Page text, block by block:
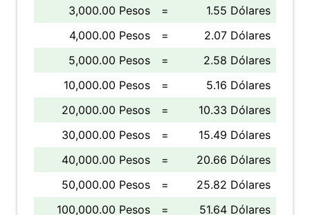
3,000.00 Pesos
=
1.55 Dólares
4,000.00 Pesos
=
2.07 Dólares
5,000.00 Pesos
=
2.58 Dólares
10,000.00 Pesos
=
5.16 Dólares
20,000.00 Pesos
=
10.33 Dólares
30,000.00 Pesos
=
15.49 Dólares
40,000.00 Pesos
=
20.66 Dólares
50,000.00 Pesos
=
25.82 Dólares
100,000.00 Pesos
= 51.64 Dólares